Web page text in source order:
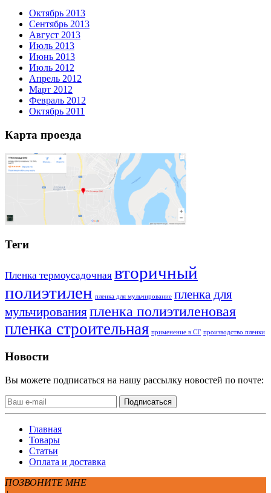
Октябрь 2013
Сентябрь 2013
Август 2013
Июль 2013
Июнь 2013
Июль 2012
Апрель 2012
Март 2012
Февраль 2012
Октябрь 2011
Карта проезда
Теги
Пленка термоусадочная вторичный
полиэтилен пленка для мульчирование пленка для
мульчированияпленка полиэтиленовая
пленка строительная применение в СГ производство пленки
Новости
Вы можете подписаться на нашу рассылку новостей по почте:
Подписаться
Главная
Товары
Статьи
Оплата и доставка
ПОЗВОНИТЕ МНЕ